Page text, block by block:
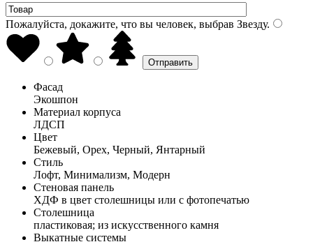
Пожалуйста, докажите, что вы человек, выбрав Звезду.
Фасад
Экошпон
Материал корпуса
ЛДСП
Цвет
Бежевый, Орех, Черный, Янтарный
Стиль
Лофт, Минимализм, Модерн
Стеновая панель
ХДФ в цвет столешницы или с фотопечатью
Столешница
пластиковая; из искусственного камня
Выкатные системы